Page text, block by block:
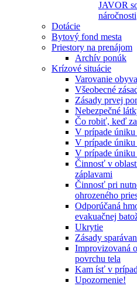
JAVOR
náročnosti
Dotácie
Bytový fond mesta
Priestory na prenájom
Archív ponúk
Krízové situácie
Varovanie
Všeobecné
Zásady prvej
Nebezpečné
Čo robiť, keď
V prípade
V prípade úniku
V prípade úniku
Činnosť v
záplavami
Činnosť pri
ohrozeného
Odporúčaná
evakuačnej
Ukrytie
Zásady
Improvizovaná
povrchu tela
Kam ísť v
Upozornenie!